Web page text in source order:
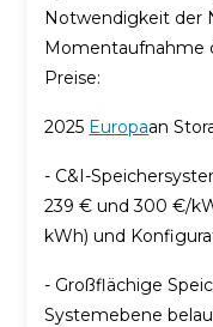
Notwendigkeit der
Momentaufnahme
Preise:
2025 Europaan
- C&I-
239 € und 300 €/
kWh) und
- Großflächige
Systemebene